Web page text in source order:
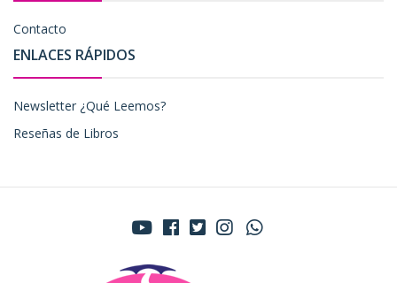
Contacto
ENLACES RÁPIDOS
Newsletter ¿Qué Leemos?
Reseñas de Libros